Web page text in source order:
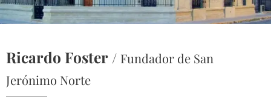
Ricardo Foster / Fundador de San
Jerónimo Norte